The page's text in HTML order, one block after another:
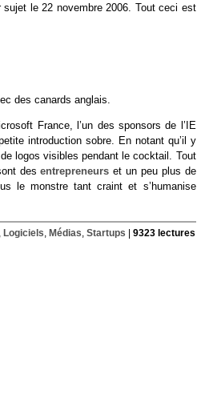
le 22 novembre 2006. Tout ceci est
des canards anglais.
France, l’un des sponsors de l’IE
introduction sobre. En notant qu’il y
logos visibles pendant le cocktail. Tout
desentrepreneurs et un peu plus de
le monstre tant craint et s’humanise
Logiciels Médias Startups 9323 lectures